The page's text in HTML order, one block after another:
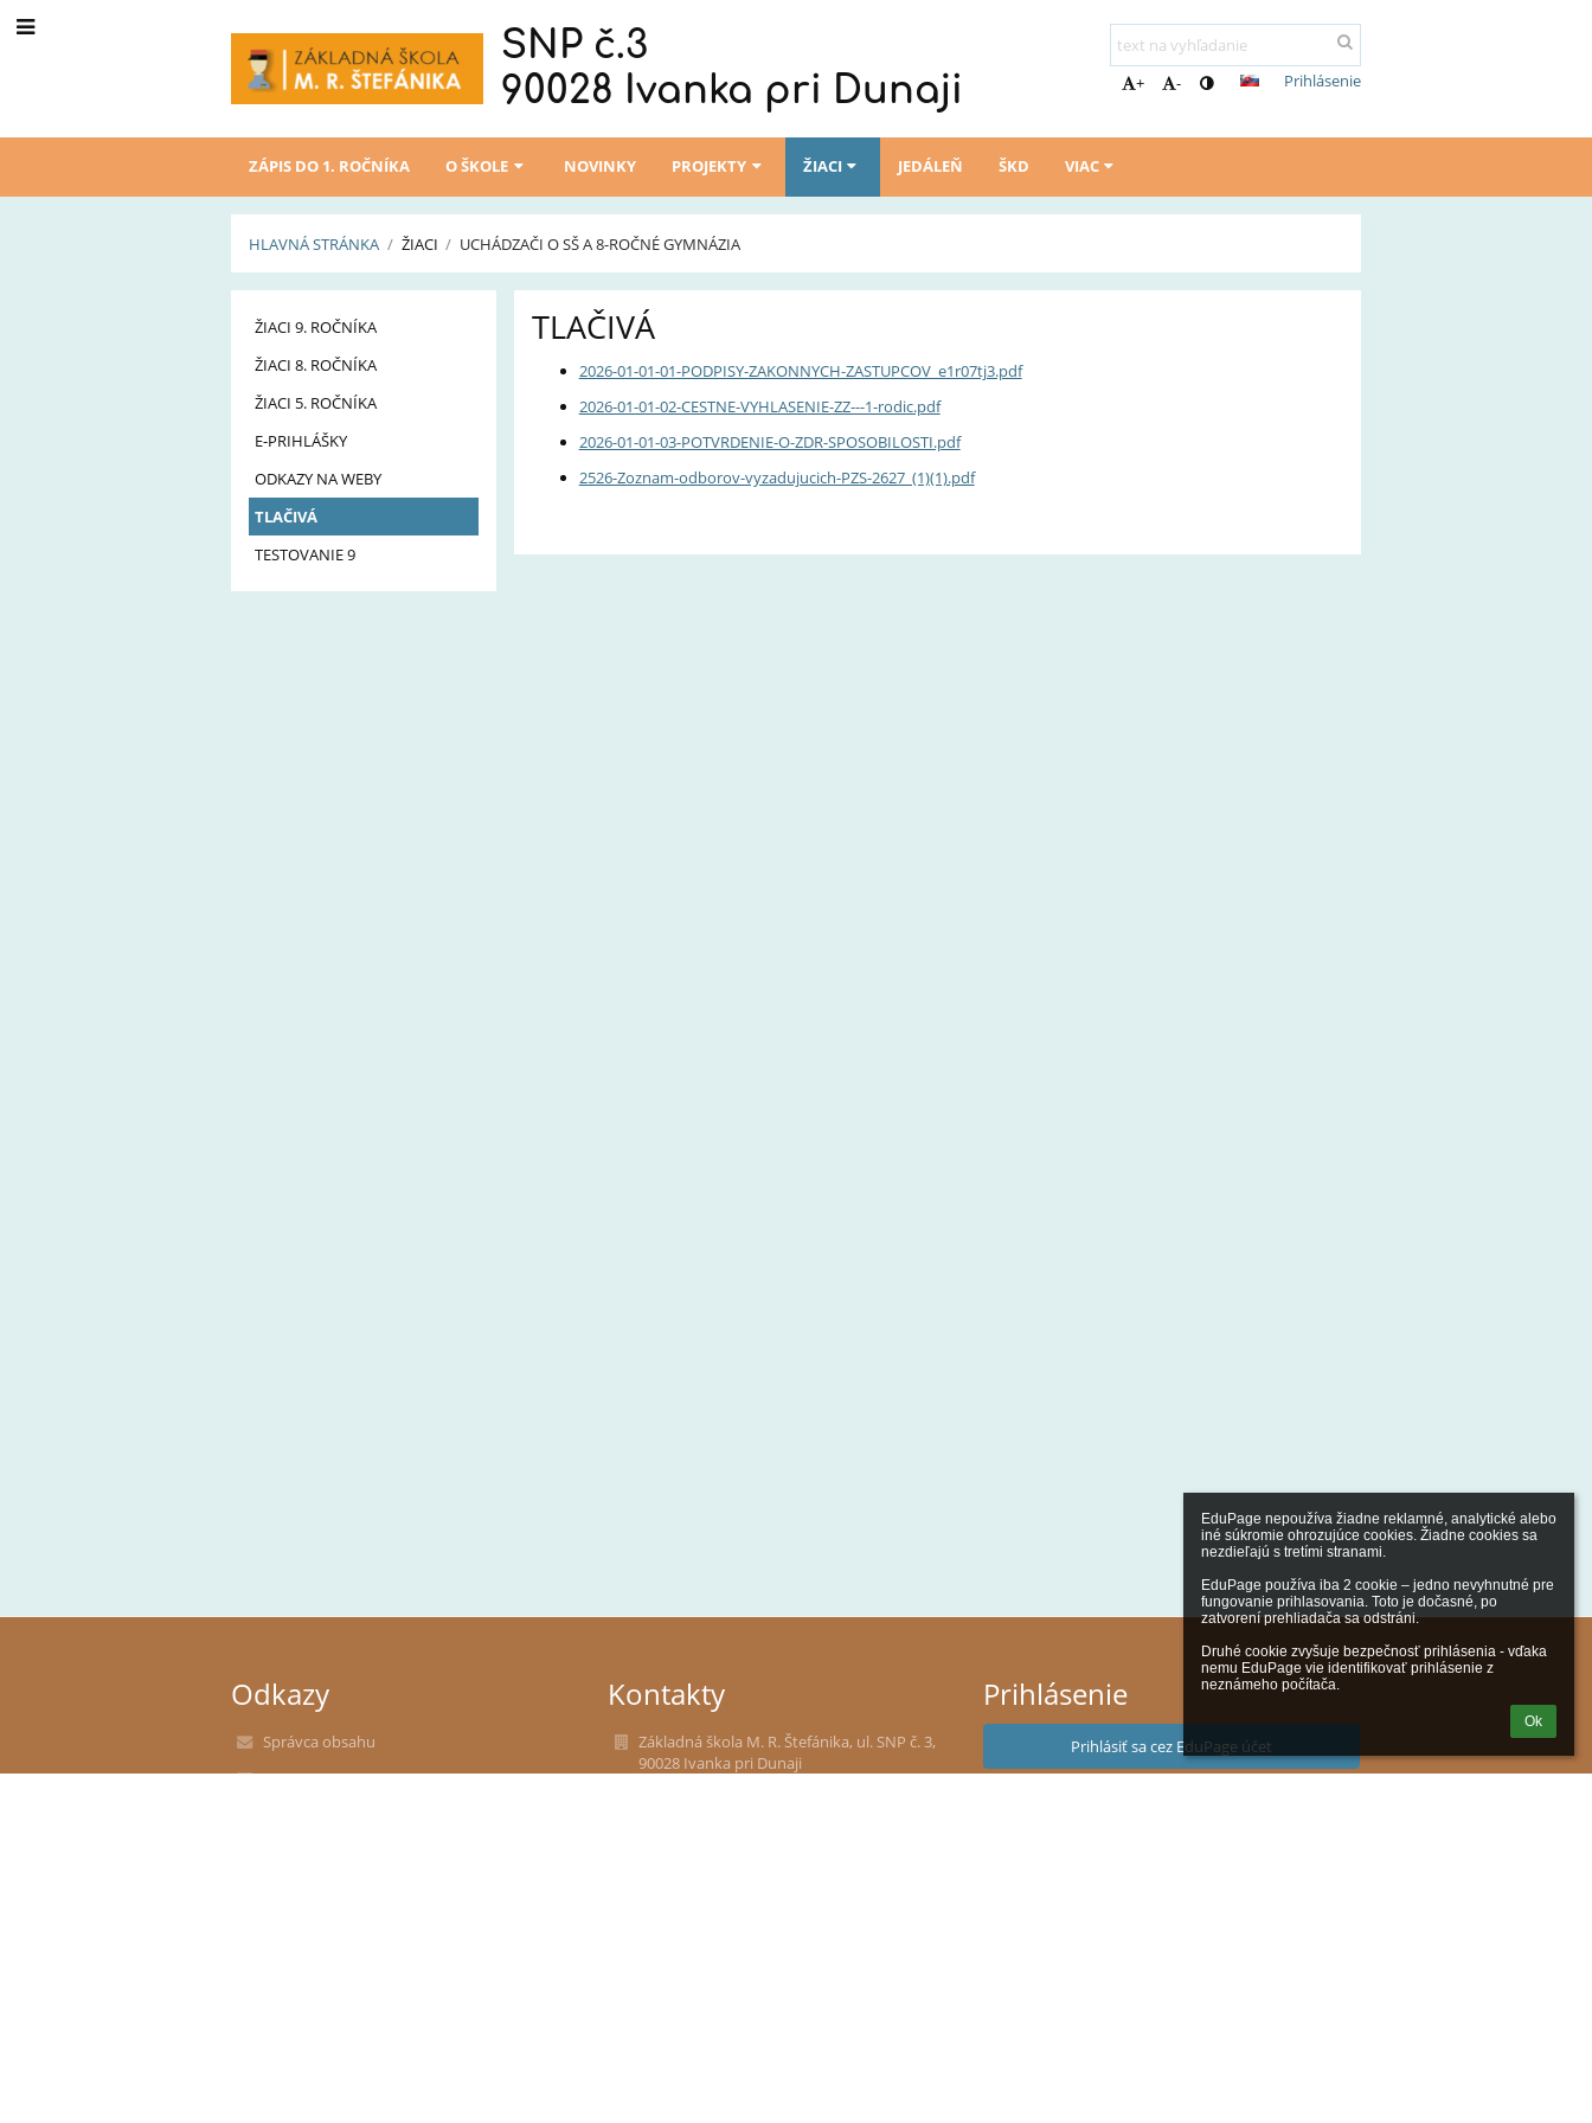
EduPage nepoužíva žiadne reklamné, analytické alebo
iné súkromie ohrozujúce cookies. Žiadne cookies sa
nezdieľajú s tretími stranami.
EduPage používa iba 2 cookie – jedno nevyhnutné pre
fungovanie prihlasovania. Toto je dočasné, po
zatvorení prehliadača sa odstráni.
Druhé cookie zvyšuje bezpečnosť prihlásenia - vďaka
nemu EduPage vie identifikovať prihlásenie z
neznámeho počítača.
Ok
SNP č.3
90028 Ivanka pri Dunaji
+ - Prihlásenie
ZÁPIS DO 1. ROČNÍKA O ŠKOLE NOVINKY PROJEKTY ŽIACI JEDÁLEŇ ŠKD VIAC
HLAVNÁ STRÁNKA / ŽIACI / UCHÁDZAČI O SŠ A 8-ROČNÉ GYMNÁZIA
Uchádzači
SŠ
8-
ročné
gymnázia
ŽIACI 9. ROČNÍKA
ŽIACI 8. ROČNÍKA
ŽIACI 5. ROČNÍKA
E-PRIHLÁŠKY
ODKAZY NA WEBY
TLAČIVÁ
TESTOVANIE 9
TLAČIVÁ
2026-01-01-01-PODPISY-ZAKONNYCH-ZASTUPCOV_e1r07tj3.pdf
2026-01-01-02-CESTNE-VYHLASENIE-ZZ---1-rodic.pdf
2026-01-01-03-POTVRDENIE-O-ZDR-SPOSOBILOSTI.pdf
2526-Zoznam-odborov-vyzadujucich-PZS-2627_(1)(1).pdf
Odkazy
Správca obsahu
Technická podpora
Kontakty
Základná škola M. R. Štefánika, ul. SNP č. 3,
90028 Ivanka pri Dunaji
Prihlásenie
Prihlásiť sa cez EduPage účet